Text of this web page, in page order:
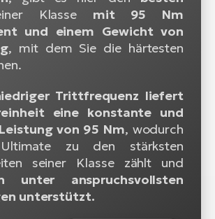
Klasse mit 95 Nm
und einem Gewicht von
, mit dem Sie die härtesten
Trittfrequenz liefert
eine konstante und
von 95 Nm, wodurch
zu den stärksten
seiner Klasse zählt und
unter anspruchsvollsten
unterstützt.